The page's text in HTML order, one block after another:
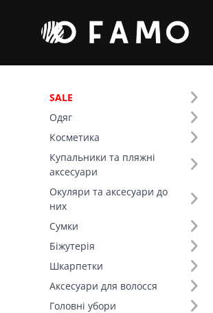
SALE
Одяг
Косметика
Купальники та пляжні
аксесуари
Окуляри та аксесуари до
них
Сумки
Біжутерія
Шкарпетки
Аксесуари для волосся
Головні убори
Фільтр
Ціна
SALE
Призначення (131)
Бренд (146)